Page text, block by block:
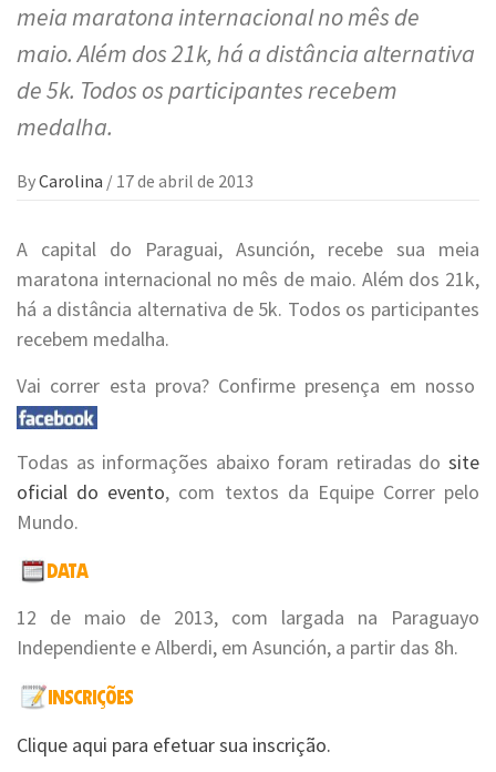
meia maratona internacional no mês de
maio. Além dos 21k, há a distância alternativa
de 5k. Todos os participantes recebem
medalha.
ByCarolina / 17 de abril de 2013
A capital do Paraguai, Asunción, recebe sua meia
maratona internacional no mês de maio. Além dos 21k,
há a distância alternativa de 5k. Todos os participantes
recebem medalha.
Vai correr esta prova? Confirme presença em nosso
Todas as informações abaixo foram retiradas do site
oficial do evento, com textos da Equipe Correr pelo
Mundo.
12 de maio de 2013, com largada na Paraguayo
Independiente e Alberdi, em Asunción, a partir das 8h.
Clique aqui para efetuar sua inscrição.